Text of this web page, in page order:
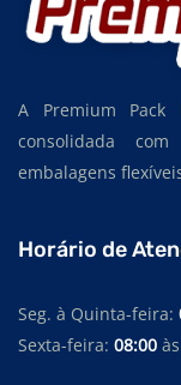
A Premium Pack
consolidada
embalagens
Horário de
Seg. à Quinta-feira:
Sexta-feira: 08:00 às